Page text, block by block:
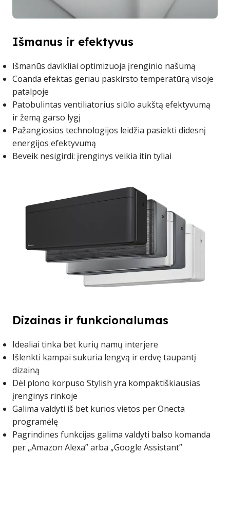
Išmanus ir efektyvus
Išmanūs davikliai optimizuoja įrenginio našumą
Coanda efektas geriau paskirsto temperatūrą visoje
patalpoje
Patobulintas ventiliatorius siūlo aukštą efektyvumą
ir žemą garso lygį
Pažangiosios technologijos leidžia pasiekti didesnį
energijos efektyvumą
Beveik nesigirdi: įrenginys veikia itin tyliai
Dizainas ir funkcionalumas
Idealiai tinka bet kurių namų interjere
Išlenkti kampai sukuria lengvą ir erdvę taupantį
dizainą
Dėl plono korpuso Stylish yra kompaktiškiausias
įrenginys rinkoje
Galima valdyti iš bet kurios vietos per Onecta
programėlę
Pagrindines funkcijas galima valdyti balso komanda
per „Amazon Alexa” arba „Google Assistant”